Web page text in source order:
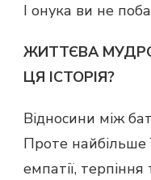
І онука ви не
ЖИТТЄВА
ЦЯ ІСТОРІЯ?
Відносини між
Проте найбільше
емпатії,